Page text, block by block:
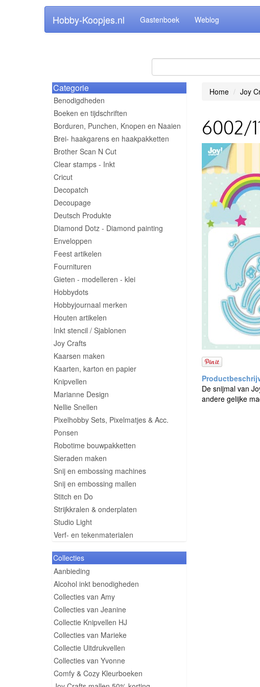
Hobby-Koopjes.nl Gastenboek Weblog
Categorie
Benodigdheden
Boeken en tijdschriften
Borduren, Punchen, Knopen en Naaien
Brei- haakgarens en haakpakketten
Brother Scan N Cut
Clear stamps - Inkt
Cricut
Decopatch
Decoupage
Deutsch Produkte
Diamond Dotz - Diamond painting
Enveloppen
Feest artikelen
Fournituren
Gieten - modelleren - klei
Hobbydots
Hobbyjournaal merken
Houten artikelen
Inkt stencil / Sjablonen
Joy Crafts
Kaarsen maken
Kaarten, karton en papier
Knipvellen
Marianne Design
Nellie Snellen
Pixelhobby Sets, Pixelmatjes & Acc.
Ponsen
Robotime bouwpakketten
Sieraden maken
Snij en embossing machines
Snij en embossing mallen
Stitch en Do
Strijkkralen & onderplaten
Studio Light
Verf- en tekenmaterialen
Collecties
Aanbieding
Alcohol inkt benodigheden
Collecties van Amy
Collecties van Jeanine
Collectie Knipvellen HJ
Collecties van Marieke
Collectie Uitdrukvellen
Collecties van Yvonne
Comfy & Cozy Kleurboeken
Home Joy
6002/
De snijmal van
andere gelijke